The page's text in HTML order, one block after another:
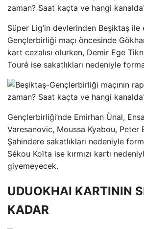
Süper Lig’in devlerinden Beşiktaş
Gençlerbirliği maçı öncesinde
kart cezalısı olurken, Demir Ege
Touré ise sakatlıkları nedeniyle
Gençlerbirliği’nde Emirhan Ünal,
Varesanovic, Moussa Kyabou, Peter
Şahindere sakatlıkları nedeniyle
Sékou Koïta ise kırmızı kartı
giyemeyecek.
UDUOKHAI KARTININ
KADAR